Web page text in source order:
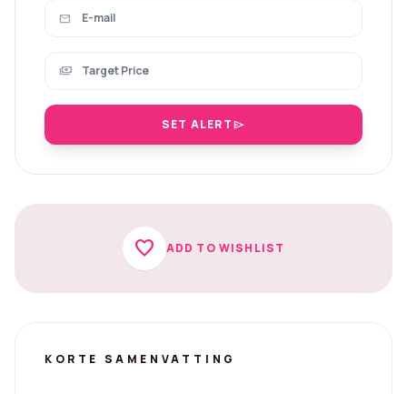
mail
payments
SET ALERTsend
favorite ADD TO WISHLIST
KORTE SAMENVATTING